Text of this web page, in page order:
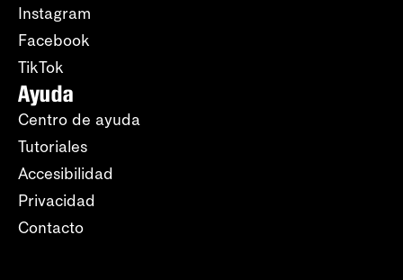
Instagram
Facebook
TikTok
Ayuda
Centro de ayuda
Tutoriales
Accesibilidad
Privacidad
Contacto